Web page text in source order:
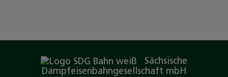
Sächsische
Dampfeisenbahngesellschaft mbH